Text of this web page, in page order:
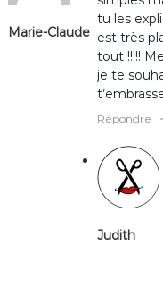
i
Marie-Claude
tu les
est très
tout !!!!!
je te
Répondre
Judith